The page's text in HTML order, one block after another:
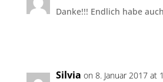
Danke!!! Endlich habe
Silvia on 8. Januar 2017 at